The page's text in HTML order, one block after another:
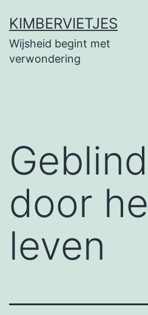
naar
de
KIMBERVIETJES
Wijsheid begint met
verwondering
door
leven